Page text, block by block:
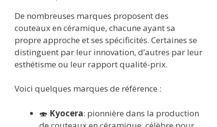
De nombreuses marques proposent des
couteaux en céramique, chacune ayant sa
propre approche et ses spécificités. Certaines se
distinguent par leur innovation, d’autres par leur
esthétisme ou leur rapport qualité-prix.
Voici quelques marques de référence :
🍣 Kyocera: pionnière dans la production